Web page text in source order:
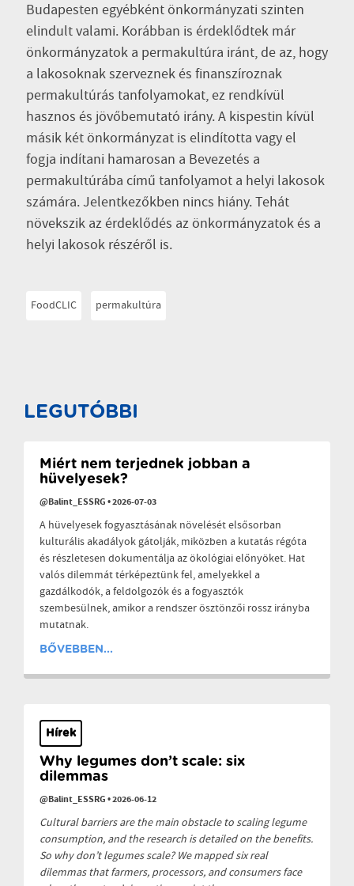
Budapesten egyébként önkormányzati szinten
elindult valami. Korábban is érdeklődtek már
önkormányzatok a permakultúra iránt, de az, hogy
a lakosoknak szerveznek és finanszíroznak
permakultúrás tanfolyamokat, ez rendkívül
hasznos és jövőbemutató irány. A kispestin kívül
másik két önkormányzat is elindította vagy el
fogja indítani hamarosan a Bevezetés a
permakultúrába című tanfolyamot a helyi lakosok
számára. Jelentkezőkben nincs hiány. Tehát
növekszik az érdeklődés az önkormányzatok és a
helyi lakosok részéről is.
FoodCLIC permakultúra
LEGUTÓBBI
Miért nem terjednek jobban a
hüvelyesek?
@Balint_ESSRG•2026-07-03
A hüvelyesek fogyasztásának növelését elsősorban
kulturális akadályok gátolják, miközben a kutatás régóta
és részletesen dokumentálja az ökológiai előnyöket. Hat
valós dilemmát térképeztünk fel, amelyekkel a
gazdálkodók, a feldolgozók és a fogyasztók
szembesülnek, amikor a rendszer ösztönzői rossz irányba
mutatnak.
BŐVEBBEN...
Hírek
Why legumes don’t scale: six
dilemmas
@Balint_ESSRG•2026-06-12
Cultural barriers are the main obstacle to scaling legume
consumption, and the research is detailed on the benefits.
So why don’t legumes scale? We mapped six real
dilemmas that farmers, processors, and consumers face